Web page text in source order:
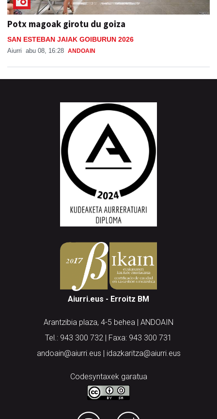
Potx magoak girotu du goiza
SAN ESTEBAN JAIAK GOIBURUN 2026
Aiurri abu 08, 16:28 ANDOAIN
Aiurri.eus - Erroitz BM
Arantzibia plaza, 4-5 behea | ANDOAIN
Tel.: 943 300 732 | Faxa: 943 300 731
andoain@aiurri.eus | idazkaritza@aiurri.eus
Codesyntaxek garatua